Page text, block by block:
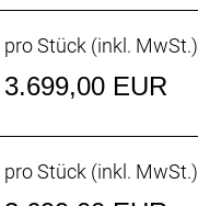
pro Stück (inkl. MwSt.)
3.699,00 EUR
pro Stück (inkl. MwSt.)